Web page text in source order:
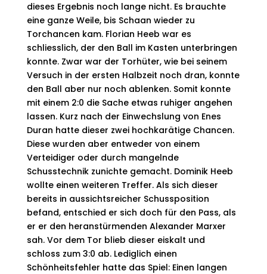
dieses Ergebnis noch lange nicht. Es brauchte
eine ganze Weile, bis Schaan wieder zu
Torchancen kam. Florian Heeb war es
schliesslich, der den Ball im Kasten unterbringen
konnte. Zwar war der Torhüter, wie bei seinem
Versuch in der ersten Halbzeit noch dran, konnte
den Ball aber nur noch ablenken. Somit konnte
mit einem 2:0 die Sache etwas ruhiger angehen
lassen. Kurz nach der Einwechslung von Enes
Duran hatte dieser zwei hochkarätige Chancen.
Diese wurden aber entweder von einem
Verteidiger oder durch mangelnde
Schusstechnik zunichte gemacht. Dominik Heeb
wollte einen weiteren Treffer. Als sich dieser
bereits in aussichtsreicher Schussposition
befand, entschied er sich doch für den Pass, als
er er den heranstürmenden Alexander Marxer
sah. Vor dem Tor blieb dieser eiskalt und
schloss zum 3:0 ab. Lediglich einen
Schönheitsfehler hatte das Spiel: Einen langen